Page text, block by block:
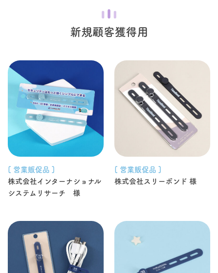
新規顧客獲得用
[ 営業販促品 ]
株式会社インターナショナル
システムリサーチ 様
[ 営業販促品 ]
株式会社スリーボンド 様